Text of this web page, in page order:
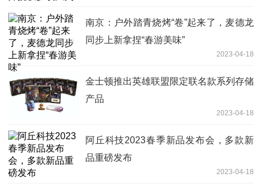
南京：户外踏青烧烤“卷”起来了，麦德龙
同步上新拿捏“春游美味”
2023-04-18
金士顿推出英雄联盟限定联名款系列存储
产品
2023-04-18
阿丘科技2023春季新品发布会，多款新
品重磅发布
2023-04-18